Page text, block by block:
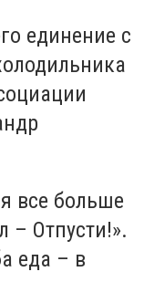
единение с
все больше
– Отпусти!».
еда – в